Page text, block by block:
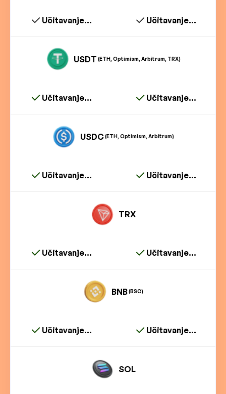
Učitavanje... Učitavanje...
USDT (ETH, Optimism, Arbitrum, TRX)
Učitavanje... Učitavanje...
USDC(ETH, Optimism, Arbitrum)
Učitavanje... Učitavanje...
TRX
Učitavanje... Učitavanje...
BNB (BSC)
Učitavanje... Učitavanje...
SOL